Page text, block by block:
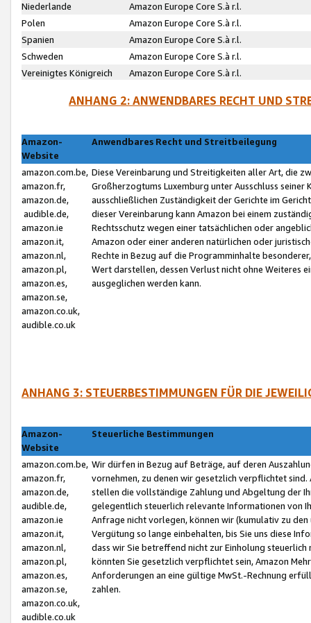
Niederlande
Amazon Europe Core S.à r.l.
Polen
Amazon Europe Core S.à r.l.
Spanien
Amazon Europe Core S.à r.l.
Schweden
Amazon Europe Core S.à r.l.
Vereinigtes Königreich
Amazon Europe Core S.à r.l.
ANHANG 2: ANWENDBARES RECHT UND
Amazon-
Website
Anwendbares Recht und Streitbeilegung
amazon.com.be,
amazon.fr,
amazon.de,
audible.de,
amazon.ie
amazon.it,
amazon.nl,
amazon.pl,
amazon.es,
amazon.se,
amazon.co.uk,
audible.co.uk
Diese Vereinbarung und Streitigkeiten aller Art, die
Großherzogtums Luxemburg unter Ausschluss
ausschließlichen Zuständigkeit der Gerichte im
dieser Vereinbarung kann Amazon bei einem
Rechtsschutz wegen einer tatsächlichen oder
Amazon oder einer anderen natürlichen oder
Rechte in Bezug auf die Programminhalte
Wert darstellen, dessen Verlust nicht ohne Weiteres
ausgeglichen werden kann.
ANHANG 3: STEUERBESTIMMUNGEN FÜR DIE
Amazon-
Website
Steuerliche Bestimmungen
amazon.com.be,
amazon.fr,
amazon.de,
audible.de,
amazon.ie
amazon.it,
amazon.nl,
amazon.pl,
amazon.es,
amazon.se,
amazon.co.uk,
audible.co.uk
Wir dürfen in Bezug auf Beträge, auf deren
vornehmen, zu denen wir gesetzlich verpflichtet
stellen die vollständige Zahlung und Abgeltung der
gelegentlich steuerlich relevante Informationen von
Anfrage nicht vorlegen, können wir (kumulativ zu
Vergütung so lange einbehalten, bis Sie uns diese
dass wir Sie betreffend nicht zur Einholung
könnten Sie gesetzlich verpflichtet sein, Amazon
Anforderungen an eine gültige MwSt.-Rechnung
zahlen.